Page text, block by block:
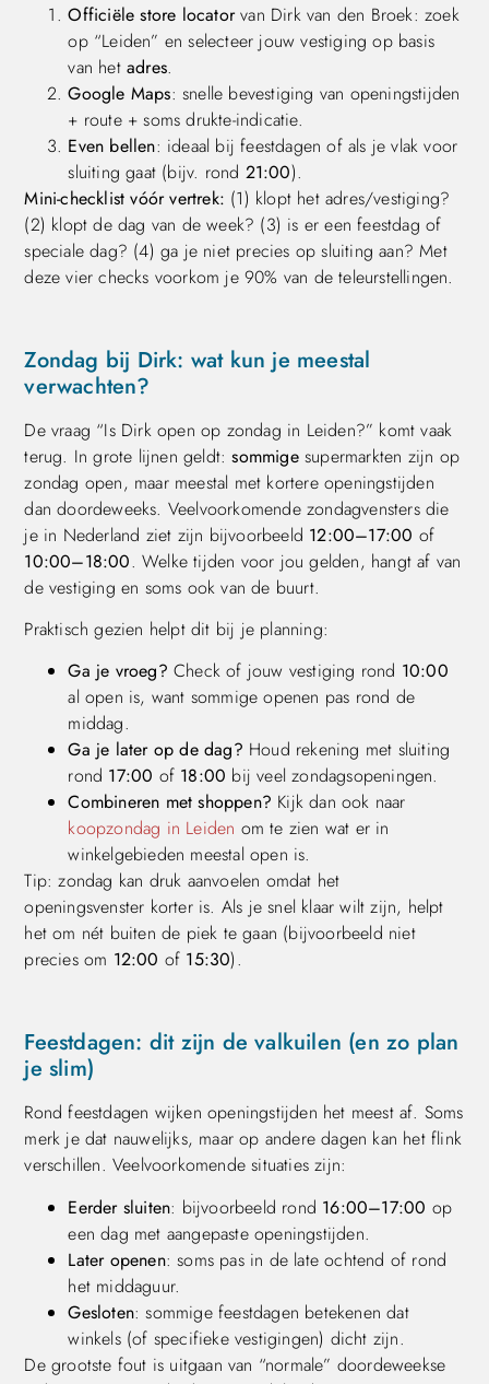
Officiële store locatorvan Dirk van den Broek: zoek
op “Leiden” en selecteer jouw vestiging op basis
van het adres.
Google Maps: snelle bevestiging van openingstijden
+ route + soms drukte-indicatie.
Even bellen: ideaal bij feestdagen of als je vlak voor
sluiting gaat (bijv. rond 21:00).
Mini-checklist vóór vertrek: (1) klopt het adres/vestiging?
(2) klopt de dag van de week? (3) is er een feestdag of
speciale dag? (4) ga je niet precies op sluiting aan? Met
deze vier checks voorkom je 90% van de teleurstellingen.
Zondag bij Dirk: wat kun je meestal
verwachten?
De vraag “Is Dirk open op zondag in Leiden?” komt vaak
terug. In grote lijnen geldt:sommigesupermarkten zijn op
zondag open, maar meestal met kortere openingstijden
dan doordeweeks. Veelvoorkomende zondagvensters die
je in Nederland ziet zijn bijvoorbeeld 12:00–17:00 of
10:00–18:00. Welke tijden voor jou gelden, hangt af van
de vestiging en soms ook van de buurt.
Praktisch gezien helpt dit bij je planning:
Ga je vroeg? Check of jouw vestiging rond 10:00
al open is, want sommige openen pas rond de
middag.
Ga je later op de dag? Houd rekening met sluiting
rond 17:00 of 18:00 bij veel zondagsopeningen.
Combineren met shoppen? Kijk dan ook naar
koopzondag in Leiden om te zien wat er in
winkelgebieden meestal open is.
Tip: zondag kan druk aanvoelen omdat het
openingsvenster korter is. Als je snel klaar wilt zijn, helpt
het om nét buiten de piek te gaan (bijvoorbeeld niet
precies om 12:00 of 15:30).
Feestdagen: dit zijn de valkuilen (en zo plan
je slim)
Rond feestdagen wijken openingstijden het meest af. Soms
merk je dat nauwelijks, maar op andere dagen kan het flink
verschillen. Veelvoorkomende situaties zijn:
Eerder sluiten: bijvoorbeeld rond 16:00–17:00 op
een dag met aangepaste openingstijden.
Later openen: soms pas in de late ochtend of rond
het middaguur.
Gesloten: sommige feestdagen betekenen dat
winkels (of specifieke vestigingen) dicht zijn.
De grootste fout is uitgaan van “normale” doordeweekse